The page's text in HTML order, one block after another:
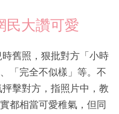
民大讚可愛
舊照，狠批對方「小時
「完全不似樣」等。不
擊對方，指照片中，教
都相當可愛稚氣，但同